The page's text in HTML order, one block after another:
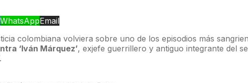
WhatsAppEmail
colombiana volviera sobre uno de los episodios más
‘Iván Márquez’, exjefe guerrillero y antiguo integrante del